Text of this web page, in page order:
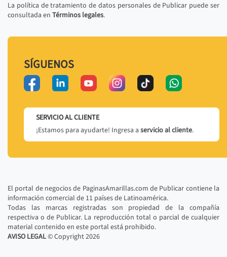
La política de tratamiento de datos personales de Publicar puede ser
consultada en Términos legales.
SÍGUENOS
SERVICIO AL CLIENTE
¡Estamos para ayudarte! Ingresa a servicio al cliente.
El portal de negocios de PaginasAmarillas.com de Publicar contiene la
información comercial de 11 países de Latinoamérica.
Todas las marcas registradas son propiedad de la compañía
respectiva o de Publicar. La reproducción total o parcial de cualquier
material contenido en este portal está prohibido.
AVISO LEGAL© Copyright2026